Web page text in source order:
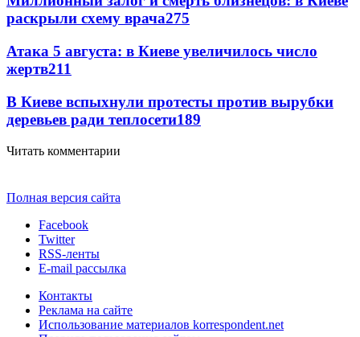
раскрыли схему врача275
Атака 5 августа: в Киеве увеличилось число
жертв211
В Киеве вспыхнули протесты против вырубки
деревьев ради теплосети189
Читать комментарии
Полная версия сайта
Facebook
Twitter
RSS-ленты
E-mail рассылка
Контакты
Реклама на сайте
Использование материалов korrespondent.net